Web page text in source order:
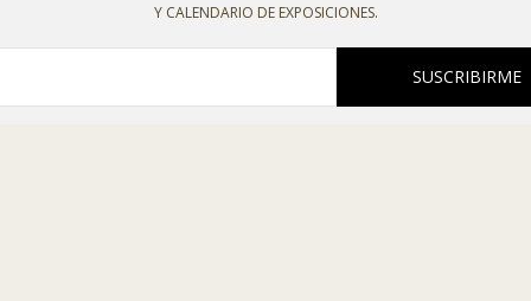
Y CALENDARIO DE EXPOSICIONES.
SUSCRIBIRME